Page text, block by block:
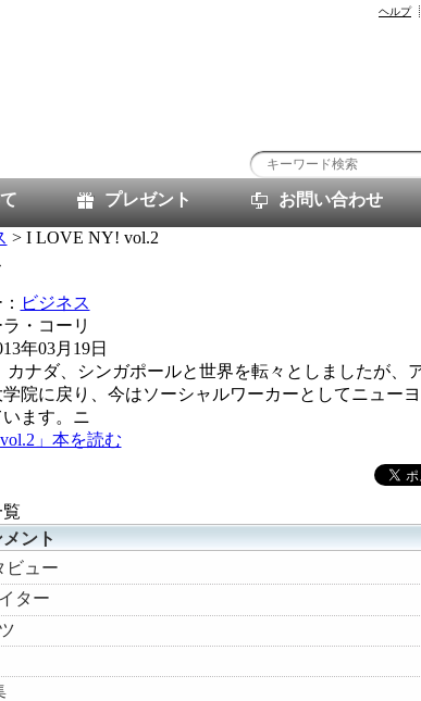
ヘルプ
プレゼント お問い合わせ
> I LOVE NY! vol.2
ビジネス
・コーリ
年03月19日
ナダ、シンガポールと世界を転々としましたが、
院に戻り、今はソーシャルワーカーとしてニュー
ます。ニ
」本を読む
ント
ビュー
ター